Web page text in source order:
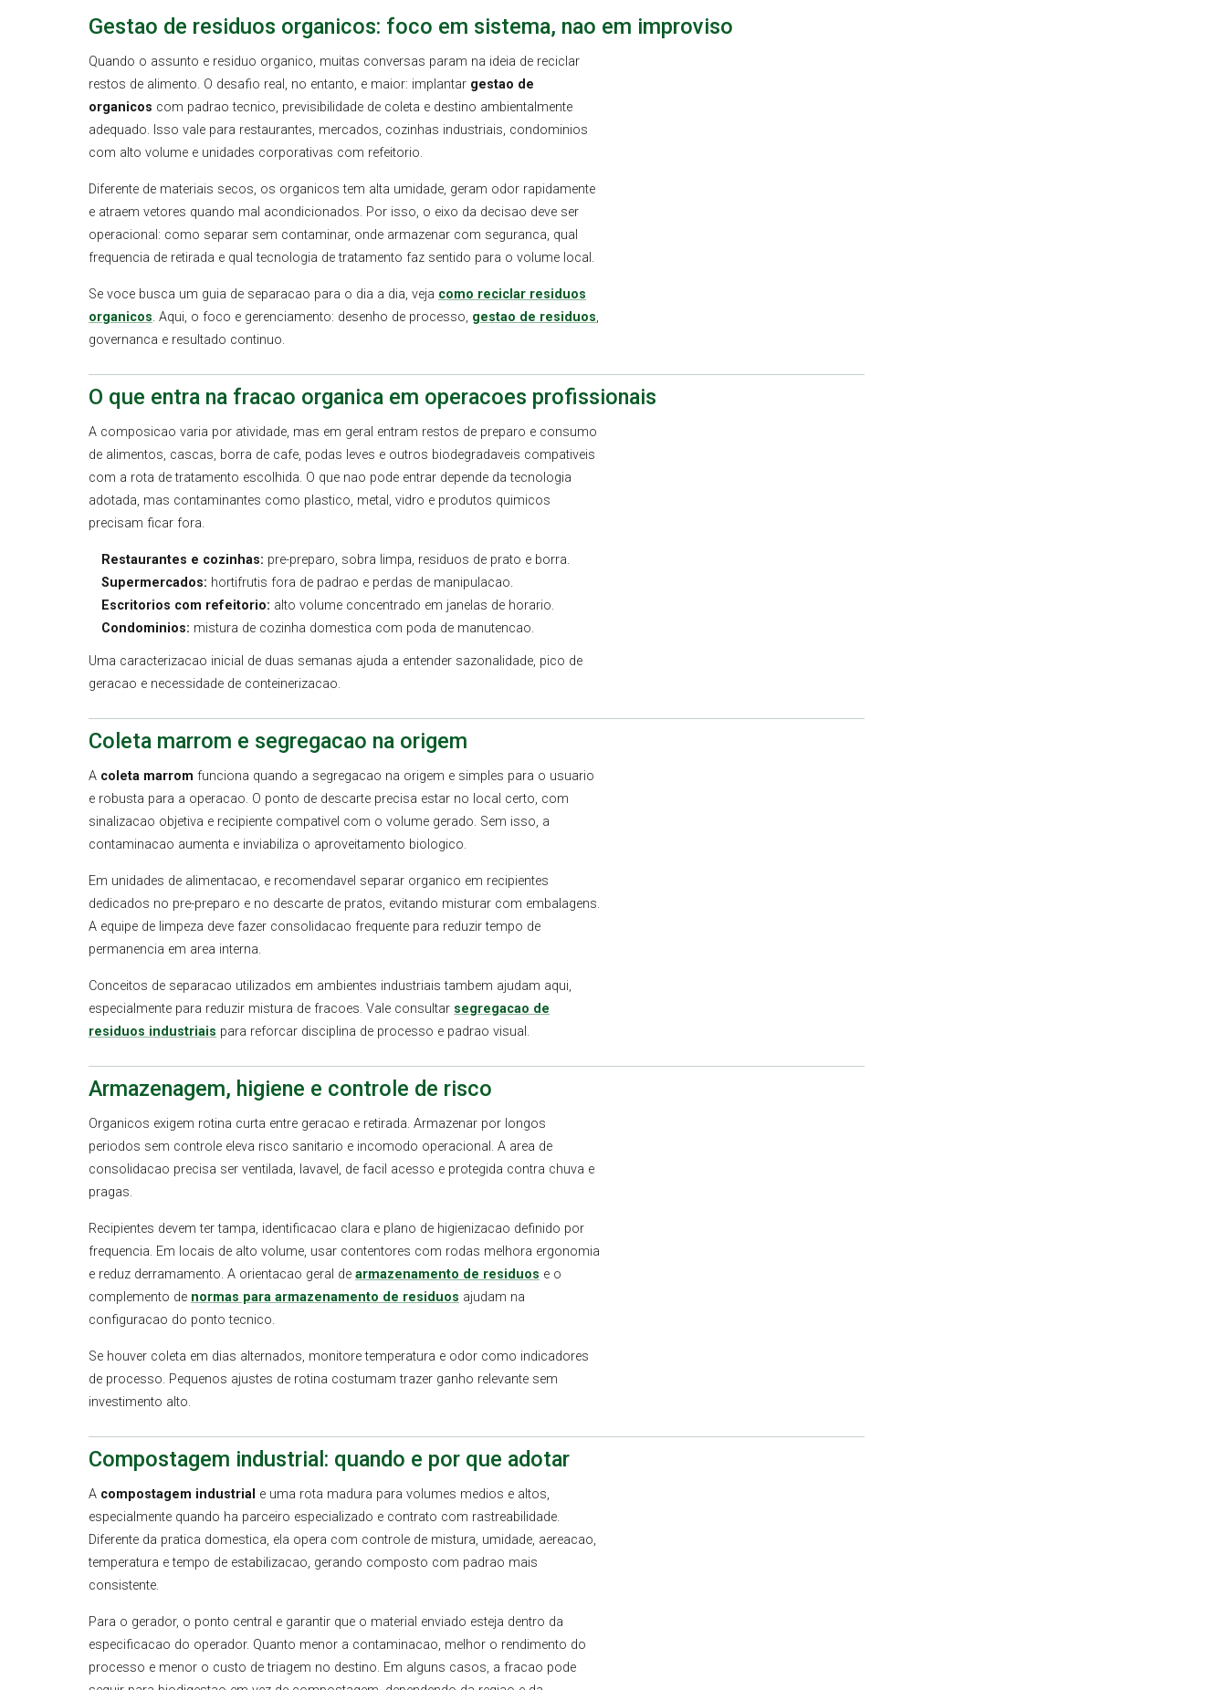
Gestao de residuos organicos: foco em sistema, nao em improviso
Quando o assunto e residuo organico, muitas conversas param na ideia de reciclar
restos de alimento. O desafio real, no entanto, e maior: implantar gestao de
organicos com padrao tecnico, previsibilidade de coleta e destino ambientalmente
adequado. Isso vale para restaurantes, mercados, cozinhas industriais, condominios
com alto volume e unidades corporativas com refeitorio.
Diferente de materiais secos, os organicos tem alta umidade, geram odor rapidamente
e atraem vetores quando mal acondicionados. Por isso, o eixo da decisao deve ser
operacional: como separar sem contaminar, onde armazenar com seguranca, qual
frequencia de retirada e qual tecnologia de tratamento faz sentido para o volume local.
Se voce busca um guia de separacao para o dia a dia, veja como reciclar residuos
organicos. Aqui, o foco e gerenciamento: desenho de processo, gestao de residuos,
governanca e resultado continuo.
O que entra na fracao organica em operacoes profissionais
A composicao varia por atividade, mas em geral entram restos de preparo e consumo
de alimentos, cascas, borra de cafe, podas leves e outros biodegradaveis compativeis
com a rota de tratamento escolhida. O que nao pode entrar depende da tecnologia
adotada, mas contaminantes como plastico, metal, vidro e produtos quimicos
precisam ficar fora.
Restaurantes e cozinhas: pre-preparo, sobra limpa, residuos de prato e borra.
Supermercados: hortifrutis fora de padrao e perdas de manipulacao.
Escritorios com refeitorio: alto volume concentrado em janelas de horario.
Condominios: mistura de cozinha domestica com poda de manutencao.
Uma caracterizacao inicial de duas semanas ajuda a entender sazonalidade, pico de
geracao e necessidade de conteinerizacao.
Coleta marrom e segregacao na origem
A coleta marrom funciona quando a segregacao na origem e simples para o usuario
e robusta para a operacao. O ponto de descarte precisa estar no local certo, com
sinalizacao objetiva e recipiente compativel com o volume gerado. Sem isso, a
contaminacao aumenta e inviabiliza o aproveitamento biologico.
Em unidades de alimentacao, e recomendavel separar organico em recipientes
dedicados no pre-preparo e no descarte de pratos, evitando misturar com embalagens.
A equipe de limpeza deve fazer consolidacao frequente para reduzir tempo de
permanencia em area interna.
Conceitos de separacao utilizados em ambientes industriais tambem ajudam aqui,
especialmente para reduzir mistura de fracoes. Vale consultar segregacao de
residuos industriais para reforcar disciplina de processo e padrao visual.
Armazenagem, higiene e controle de risco
Organicos exigem rotina curta entre geracao e retirada. Armazenar por longos
periodos sem controle eleva risco sanitario e incomodo operacional. A area de
consolidacao precisa ser ventilada, lavavel, de facil acesso e protegida contra chuva e
pragas.
Recipientes devem ter tampa, identificacao clara e plano de higienizacao definido por
frequencia. Em locais de alto volume, usar contentores com rodas melhora ergonomia
e reduz derramamento. A orientacao geral de armazenamento de residuos e o
complemento de normas para armazenamento de residuos ajudam na
configuracao do ponto tecnico.
Se houver coleta em dias alternados, monitore temperatura e odor como indicadores
de processo. Pequenos ajustes de rotina costumam trazer ganho relevante sem
investimento alto.
Compostagem industrial: quando e por que adotar
A compostagem industrial e uma rota madura para volumes medios e altos,
especialmente quando ha parceiro especializado e contrato com rastreabilidade.
Diferente da pratica domestica, ela opera com controle de mistura, umidade, aereacao,
temperatura e tempo de estabilizacao, gerando composto com padrao mais
consistente.
Para o gerador, o ponto central e garantir que o material enviado esteja dentro da
especificacao do operador. Quanto menor a contaminacao, melhor o rendimento do
processo e menor o custo de triagem no destino. Em alguns casos, a fracao pode